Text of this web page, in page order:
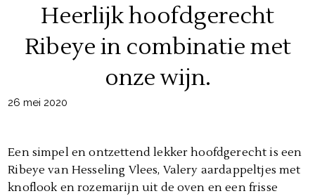
Heerlijk hoofdgerecht
Ribeye in combinatie met
onze wijn.
26 mei 2020
Een simpel en ontzettend lekker hoofdgerecht is een
Ribeye van Hesseling Vlees, Valery aardappeltjes met
knoflook en rozemarijn uit de oven en een frisse